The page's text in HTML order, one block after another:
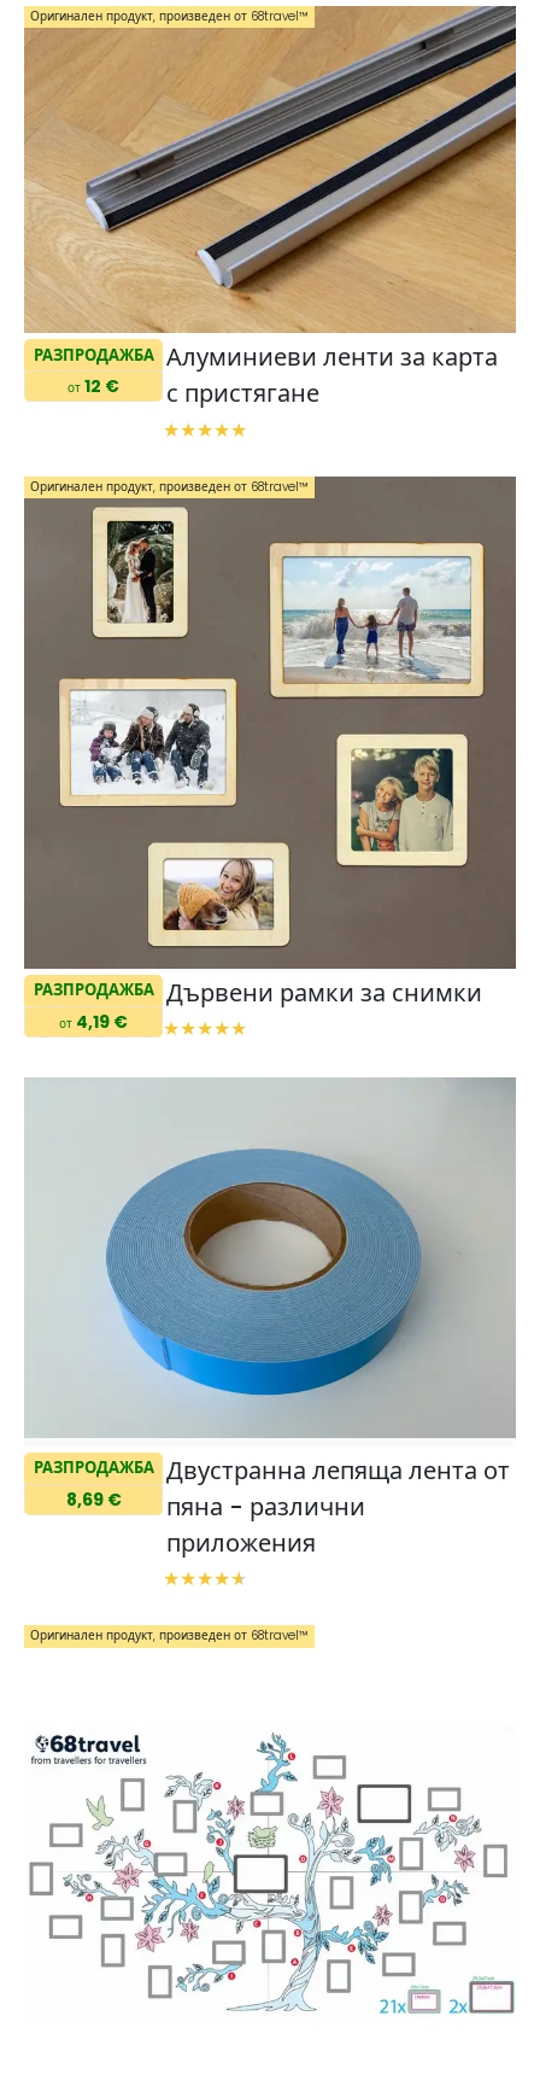
РАЗПРОДАЖБА
от 12 €
Алуминиеви ленти за карта
с пристягане
Оригинален продукт, произведен от 68travel™️
РАЗПРОДАЖБА
от 4,19 €
Дървени рамки за снимки
Оригинален продукт, произведен от 68travel™️
РАЗПРОДАЖБА
8,69 €
Двустранна лепяща лента от
пяна - различни
приложения
Оригинален продукт, произведен от 68travel™️